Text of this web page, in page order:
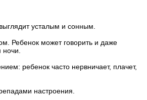
усталым и сонным.
Ребенок может говорить и даже
ребенок часто нервничает, плачет,
настроения.